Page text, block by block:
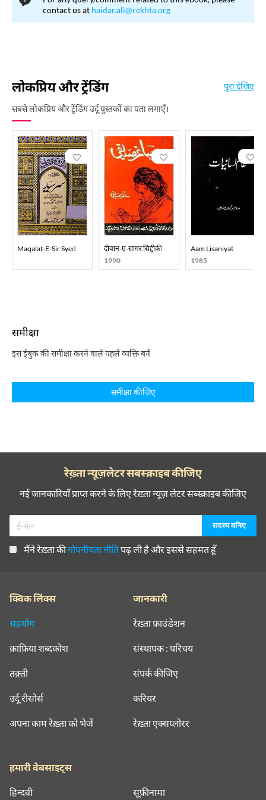
contact us at haidar.ali@rekhta.org
लोकप्रिय और ट्रेंडिंग
सबसे लोकप्रिय और ट्रेंडिंग उर्दू पुस्तकों का पता लगाएँ।
पूरा देखिए
Maqalat-E-Sir Syed
दीवान-ए-साग़र सिद्दीक़ी
1990
Aam Lisaniyat
1985
समीक्षा
इस ईबुक की समीक्षा करने वाले पहले व्यक्ति बनें
समीक्षा कीजिए
रेख़्ता न्यूज़लेटर सबस्क्राइब कीजिए
नई जानकारियाँ प्राप्त करने के लिए रेख़्ता न्यूज़ लेटर सब्स्क्राइब कीजिए
मैंने रेख़्ता कीगोपनीयता नीतिपढ़ ली है और इससे सहमत हूँ
क्विक लिंक्स
सहयोग
क़ाफ़िया शब्दकोश
तक़्ती
उर्दू रीसोर्स
अपना काम रेख़्ता को भेजें
जानकारी
रेख़्ता फ़ाउंडेशन
संस्थापक : परिचय
संपर्क कीजिए
करियर
रेख़्ता एक्सप्लोरर
हमारी वेबसाइट्स
हिन्दवी सूफ़ीनामा